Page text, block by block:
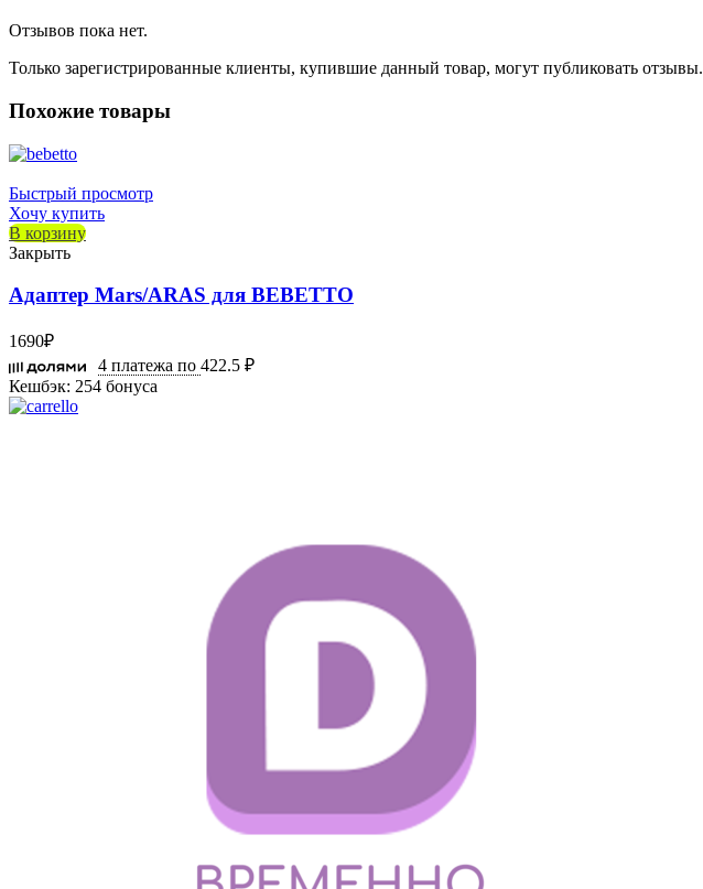
Отзывов пока нет.
Только зарегистрированные клиенты, купившие данный товар, могут публиковать отзывы.
Похожие товары
Быстрый просмотр
Хочу купить
В корзину
Закрыть
Адаптер Mars/ARAS для BEBETTO
1690₽
4 платежа по 422.5 ₽
Кешбэк: 254 бонуса